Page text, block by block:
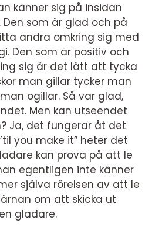
känner sig på insidan
som är glad och på
andra omkring sig med
Den som är positiv och
sig är det lätt att tycka
man gillar tycker man
ogillar. Så var glad,
Men kan utseendet
Ja, det fungerar åt det
you make it” heter det
kan prova på att le
egentligen inte känner
själva rörelsen av att le
om att skicka ut
gladare.